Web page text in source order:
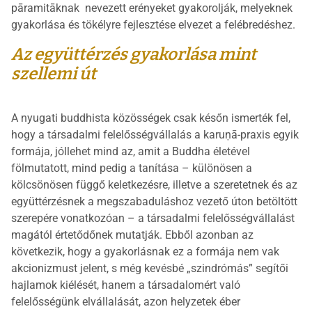
pāramitāknak nevezett erényeket gyakorolják, melyeknek
gyakorlása és tökélyre fejlesztése elvezet a felébredéshez.
Az együttérzés gyakorlása mint
szellemi út
A nyugati buddhista közösségek csak későn ismerték fel,
hogy a társadalmi felelősségvállalás a karuṇā-praxis egyik
formája, jóllehet mind az, amit a Buddha életével
fölmutatott, mind pedig a tanítása – különösen a
kölcsönösen függő keletkezésre, illetve a szeretetnek és az
együttérzésnek a megszabaduláshoz vezető úton betöltött
szerepére vonatkozóan – a társadalmi felelősségvállalást
magától értetődőnek mutatják. Ebből azonban az
következik, hogy a gyakorlásnak ez a formája nem vak
akcionizmust jelent, s még kevésbé „szindrómás” segítői
hajlamok kiélését, hanem a társadalomért való
felelősségünk elvállalását, azon helyzetek éber